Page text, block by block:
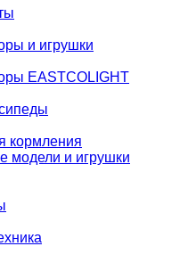
и игрушки
EASTCOLIGHT
кормления
модели и игрушки